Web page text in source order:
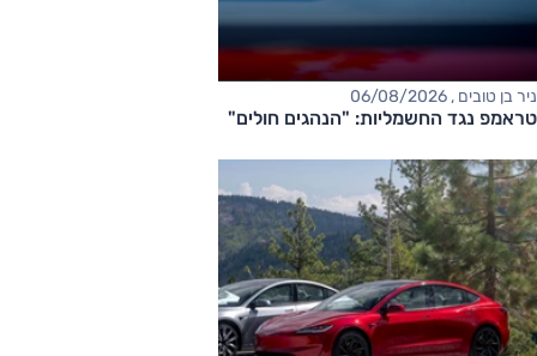
ניר בן טובים , 06/08/2026
טראמפ נגד החשמליות: "הנהגים חולים"